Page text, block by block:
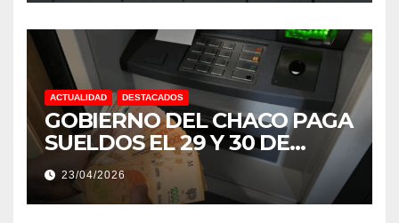
ACTUALIDAD DESTACADOS
GOBIERNO DEL CHACO PAGA
SUELDOS EL 29 Y 30 DE
ABRIL, CON EL 2% DE
AUMENTO
23/04/2026